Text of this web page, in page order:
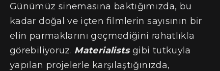
Günümüz sinemasına baktığımızda, bu
kadar doğal ve içten filmlerin sayısının bir
elin parmaklarını geçmediğini rahatlıkla
görebiliyoruz. Materialistsgibi tutkuyla
yapılan projelerle karşılaştığınızda,